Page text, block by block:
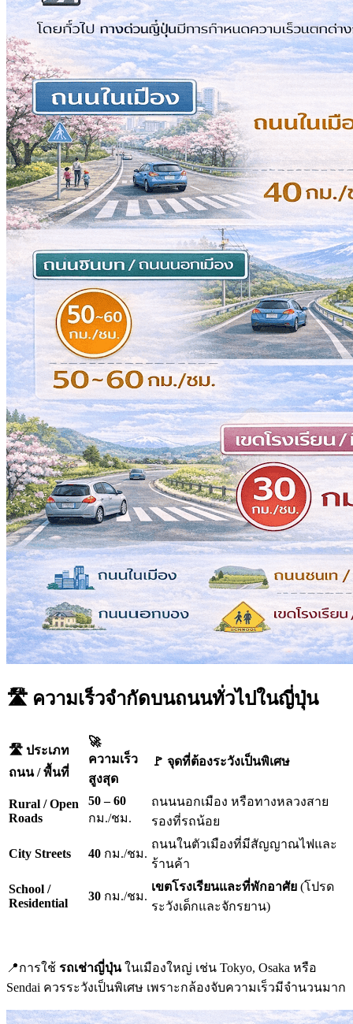
🛣️ ความเร็วจำกัดบนถนนทั่วไปในญี่ปุ่น
🛣️ ประเภท
ถนน / พื้นที่
🚀
ความเร็ว
สูงสุด
🚩 จุดที่ต้องระวังเป็นพิเศษ
Rural / Open
Roads
50 – 60
กม./ชม.
ถนนนอกเมือง หรือทางหลวงสาย
รองที่รถน้อย
City Streets 40 กม./ชม.
ถนนในตัวเมืองที่มีสัญญาณไฟและ
ร้านค้า
School /
Residential
30 กม./ชม.
เขตโรงเรียนและที่พักอาศัย (โปรด
ระวังเด็กและจักรยาน)
📍การใช้ รถเช่าญี่ปุ่นในเมืองใหญ่ เช่น Tokyo, Osaka หรือ
Sendai ควรระวังเป็นพิเศษ เพราะกล้องจับความเร็วมีจำนวนมาก